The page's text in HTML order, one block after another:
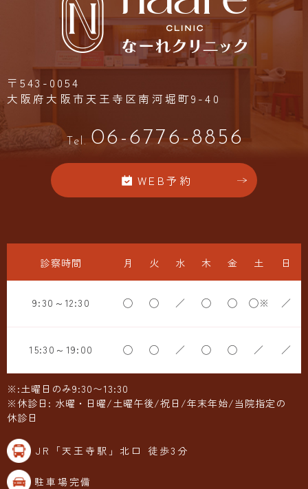
〒543-0054
大阪府大阪市天王寺区南河堀町9-40
Tel. 06-6776-8856
WEB予約
診察時間 月 火 水 木 金 土 日
9:30～12:30 ◯ ◯ ／ ◯ ◯ ◯※ ／
15:30～19:00 ◯ ◯ ／ ◯ ◯ ／ ／
※:土曜日のみ9:30〜13:30
※休診日: 水曜・日曜/土曜午後/祝日/年末年始/当院指定の
休診日
JR「天王寺駅」北口 徒歩3分
駐車場完備